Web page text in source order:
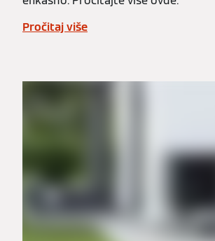
Pročitaj više